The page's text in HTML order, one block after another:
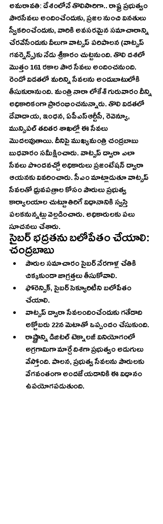
అమరావతి: దేశంలోనే తొలిసారిగా.. రాష్ట్ర ప్రభుత్వం
పౌరసేవలు అందించేందుకు, ప్రజల నుంచి వినతులు
స్వీకరించేందుకు, వారికి అవసరమైన సమాచారాన్ని
చేరవేసేందుకు వీలుగా వాట్సప్‌ పరిపాలన (వాట్సప్‌
గవర్నెన్స్‌)కు నేడు శ్రీకారం చుట్టనుంది. తొలి దశలో
మొత్తం 161 రకాల పౌర సేవలు అందించనుంది.
రెండో విడతలో మరిన్ని సేవలను అందుబాటులోకి
తీసుకురానుంది. మంత్రి నారా లోకేశ్‌ గురువారం దీన్ని
అధికారికంగా ప్రారంభించనున్నారు. తొలి విడతలో
దేవాదాయ, ఇంధన, ఏపీఎస్‌ఆర్టీసీ, రెవెన్యూ,
మున్సిపల్‌ తదితర శాఖల్లో ఈ సేవలు
మొదలవుతాయి. దీనిపై ముఖ్యమంత్రి చంద్రబాబు
బుధవారం సమీక్షించారు. వాట్సప్‌ ద్వారా ఎలా
సేవలు పొందవచ్చో అధికారులు ప్రజంటేషన్‌ ద్వారా
ఆయనకు వివరించారు. సీఎం మాట్లాడుతూ వాట్సప్‌
సేవలతో ధ్రువపత్రాల కోసం పౌరులు ప్రభుత్వ
కార్యాలయాల చుట్టూ తిరిగే విధానానికి స్వస్తి
పలకనున్నట్లు వెల్లడించారు. అధికారులకు పలు
సూచనలు చేశారు.
సైబర్‌ భద్రతను బలోపేతం చేయాలి:
చంద్రబాబు
పౌరుల సమాచారం సైబర్‌ నేరగాళ్ల చేతికి
చిక్కకుండా జాగ్రత్తలు తీసుకోవాలి.
ఫోరెన్సిక్, సైబర్‌ సెక్యూరిటీని బలోపేతం
చేయాలి.
వాట్సప్‌ ద్వారా సేవలందించేందుకు గతేడాది
అక్టోబరు 22న మెటాతో ఒప్పందం చేసుకుంది.
రాష్ట్రాన్ని డిజిటల్‌ టెక్నాలజీ వినియోగంలో
అగ్రగామిగా మార్చే దిశగా ప్రభుత్వం అడుగులు
వేస్తోంది. పాలన, ప్రభుత్వ సేవలను పౌరులకు
వేగవంతంగా అందజేయడానికి ఈ విధానం
ఉపయోగపడుతుంది.